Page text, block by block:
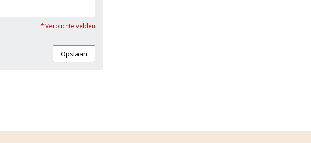
* Verplichte velden
Opslaan